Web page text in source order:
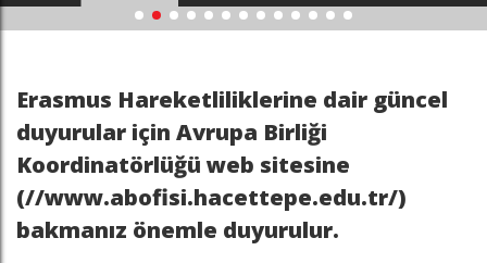
Erasmus Hareketliliklerine dair güncel
duyurular için Avrupa Birliği
Koordinatörlüğü web sitesine
(//www.abofisi.hacettepe.edu.tr/)
bakmanız önemle duyurulur.